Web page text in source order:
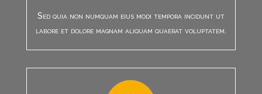
Sed quia non numquam eius modi tempora incidunt ut
labore et dolore magnam aliquam quaerat voluptatem.